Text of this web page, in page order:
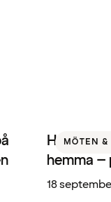
MÖTEN &
Home
hemma –
18